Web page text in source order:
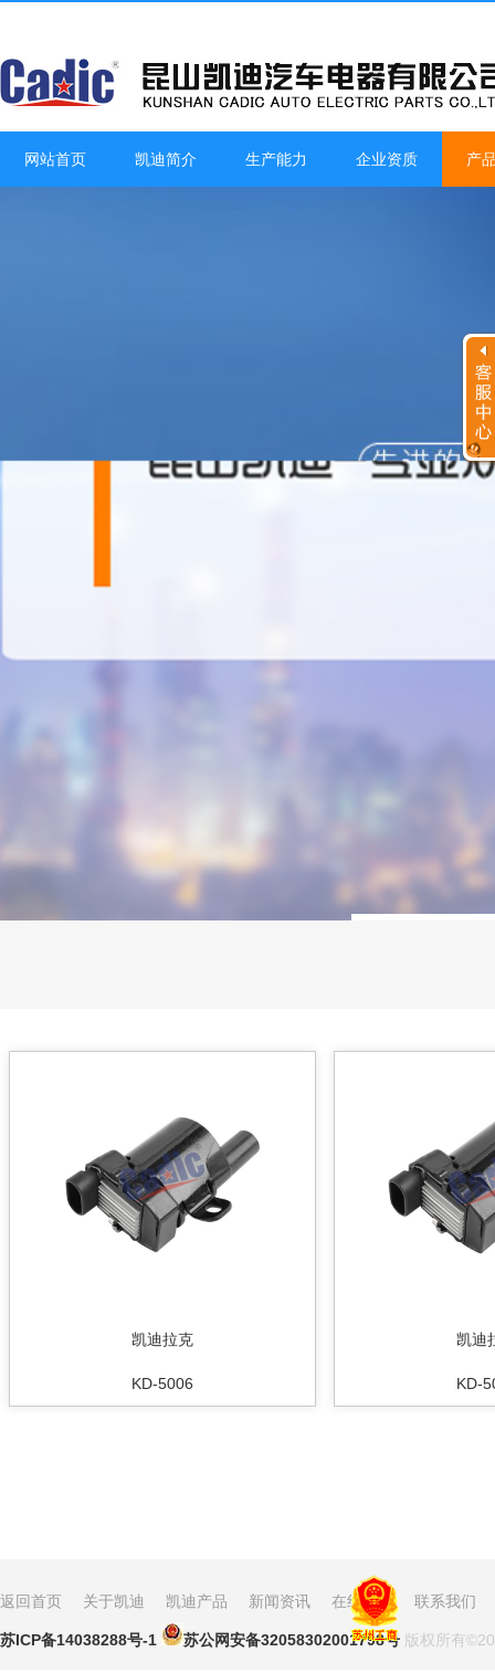
网站首页 凯迪简介 生产能力 企业资质 产
凯迪拉克
KD-5006
凯迪
KD-
返回首页 关于凯迪 凯迪产品 新闻资讯 在线留言 联系我们
苏ICP备14038288号-1 苏公网安备32058302001798号 版权所有
联系电话